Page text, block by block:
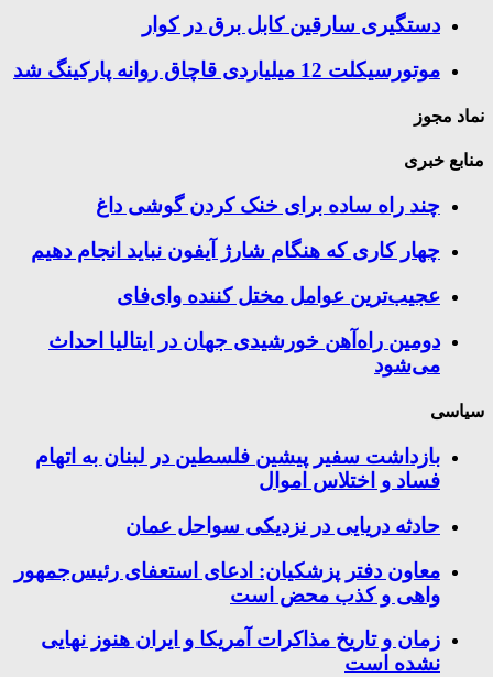
دستگیری سارقین کابل برق در کوار
موتورسيكلت 12 ميلياردی قاچاق روانه پاركينگ شد
نماد مجوز
منابع خبری
چند راه‌ ساده برای خنک کردن گوشی داغ
چهار کاری که هنگام شارژ آیفون نباید انجام دهیم
عجیب‌ترین عوامل مختل کننده وای‌فای
دومین راه‌آهن خورشیدی جهان در ایتالیا احداث
می‌شود
سیاسی
بازداشت سفیر پیشین فلسطین در لبنان به اتهام
فساد و اختلاس اموال
حادثه دریایی در نزدیکی سواحل عمان
معاون دفتر پزشکیان: ادعای استعفای رئیس‌جمهور
واهی و کذب محض است
زمان و تاریخ مذاکرات آمریکا و ایران هنوز نهایی
نشده است